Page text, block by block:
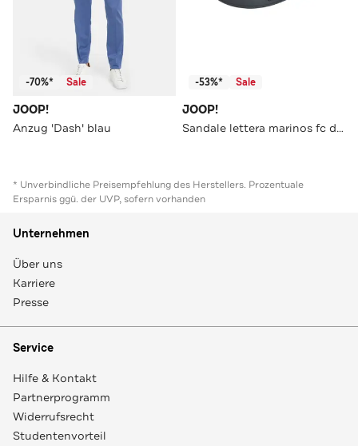
-70%* Sale
JOOP!
Anzug 'Dash' blau
-53%* Sale
JOOP!
Sandale lettera marinos fc dunkelblau
* Unverbindliche Preisempfehlung des Herstellers. Prozentuale
Ersparnis ggü. der UVP, sofern vorhanden
Unternehmen
Über uns
Karriere
Presse
Service
Hilfe & Kontakt
Partnerprogramm
Widerrufsrecht
Studentenvorteil